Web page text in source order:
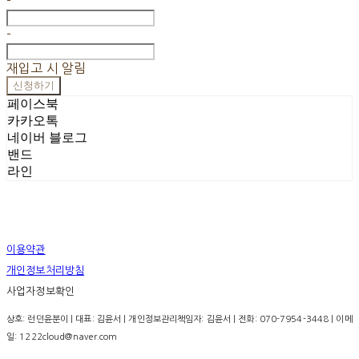
-
재입고 시 알림
신청하기
페이스북
카카오톡
네이버 블로그
밴드
라인
이용약관
개인정보처리방침
사업자정보확인
상호: 런던윤분이 | 대표: 김윤서 | 개인정보관리책임자: 김윤서 | 전화: 070-7954-3448 | 이메
일: 1222cloud@naver.com